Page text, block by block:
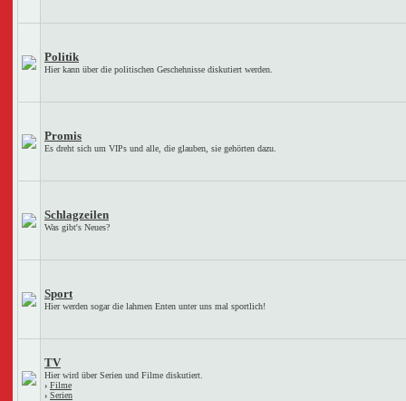
Politik
Hier kann über die politischen Geschehnisse diskutiert werden.
Promis
Es dreht sich um VIPs und alle, die glauben, sie gehörten dazu.
Schlagzeilen
Was gibt's Neues?
Sport
Hier werden sogar die lahmen Enten unter uns mal sportlich!
TV
Hier wird über Serien und Filme diskutiert.
› Filme
› Serien